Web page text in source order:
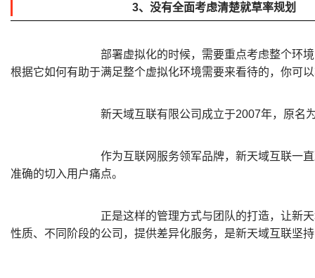
3、没有全面考虑清楚就草率规划
部署虚拟化的时候，需要重点考虑整个环
根据它如何有助于满足整个虚拟化环境需要来看待的，你可
新天域互联有限公司成立于2007年，原名
作为互联网服务领军品牌，新天域互联一
准确的切入用户痛点。
正是这样的管理方式与团队的打造，让新
性质、不同阶段的公司，提供差异化服务，是新天域互联坚